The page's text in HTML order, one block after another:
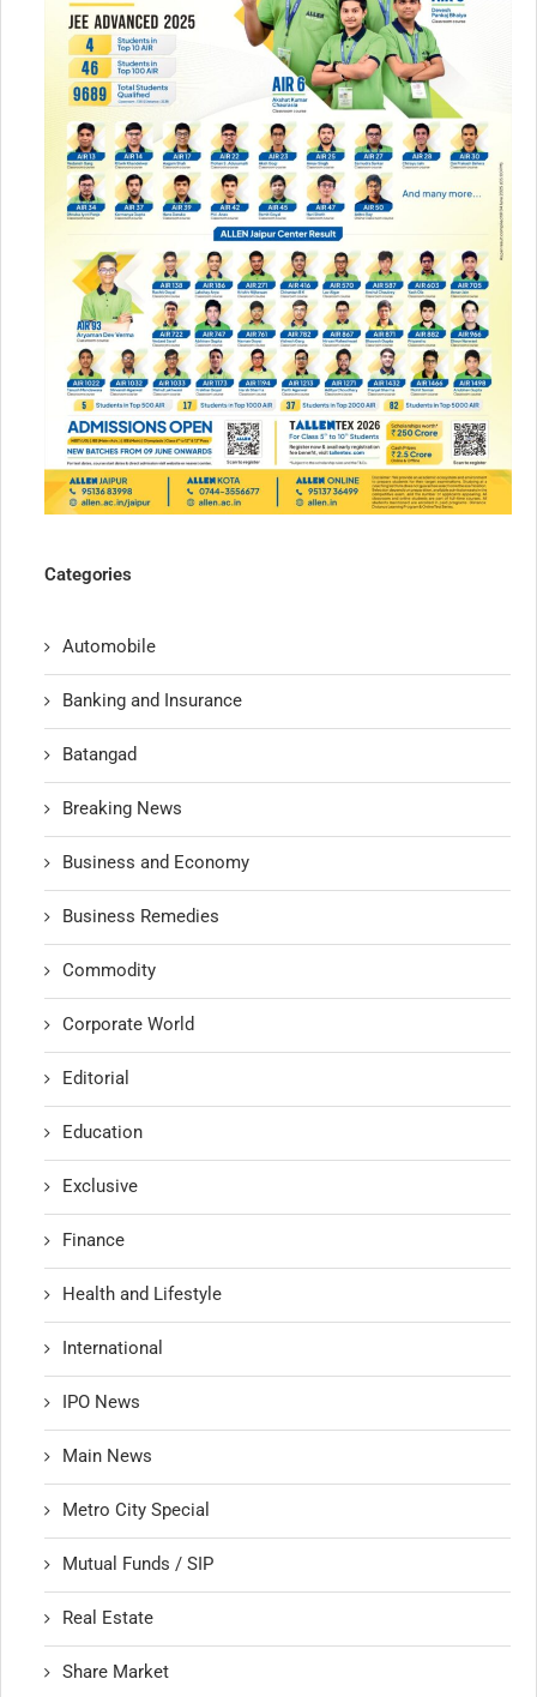
Categories
Automobile
Banking and Insurance
Batangad
Breaking News
Business and Economy
Business Remedies
Commodity
Corporate World
Editorial
Education
Exclusive
Finance
Health and Lifestyle
International
IPO News
Main News
Metro City Special
Mutual Funds / SIP
Real Estate
Share Market